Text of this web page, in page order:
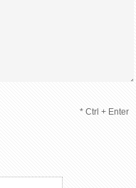
* Ctrl + Enter